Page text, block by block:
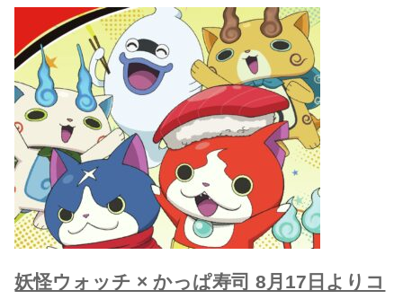
妖怪ウォッチ × かっぱ寿司 8月17日よりコ